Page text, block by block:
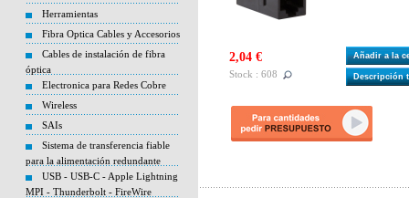
Herramientas
Fibra Optica Cables y Accesorios
Cables de instalación de fibra
óptica
Electronica para Redes Cobre
Wireless
SAIs
Sistema de transferencia fiable
para la alimentación redundante
USB - USB-C - Apple Lightning
MPI - Thunderbolt - FireWire
2,04 €
Stock : 608
Añadir a la
Descripción